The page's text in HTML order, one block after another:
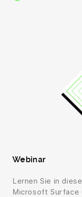
Webinar
Lernen Sie in
Microsoft Surface